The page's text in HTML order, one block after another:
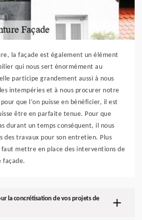
la façade est également un élément
qui nous sert énormément au
participe grandement aussi à nous
intempéries et à nous procurer notre
que l’on puisse en bénéficier, il est
être en parfaite tenue. Pour que
durant un temps conséquent, il nous
des travaux pour son entretien. Plus
mettre en place des interventions de
façade.
la concrétisation de vos projets de